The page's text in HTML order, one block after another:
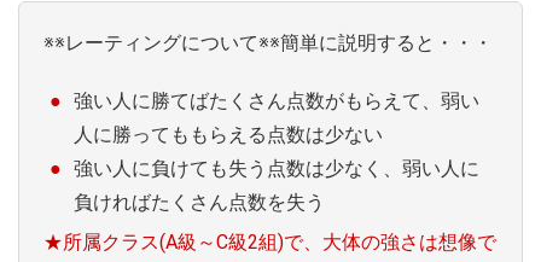
※※レーティングについて※※簡単に説明すると・・・
強い人に勝てばたくさん点数がもらえて、弱い
人に勝ってももらえる点数は少ない
強い人に負けても失う点数は少なく、弱い人に
負ければたくさん点数を失う
★所属クラス(A級～C級2組)で、大体の強さは想像で